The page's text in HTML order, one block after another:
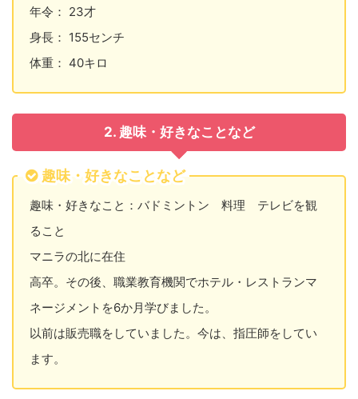
年令： 23才
身長： 155センチ
体重： 40キロ
2. 趣味・好きなことなど
趣味・好きなことなど
趣味・好きなこと：バドミントン 料理 テレビを観
ること
マニラの北に在住
高卒。その後、職業教育機関でホテル・レストランマ
ネージメントを6か月学びました。
以前は販売職をしていました。今は、指圧師をしてい
ます。